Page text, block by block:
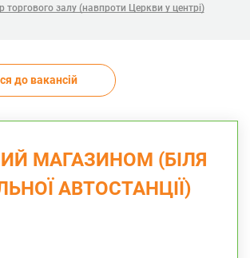
торгового залу (навпроти Церкви у центрі)
до вакансій
МАГАЗИНОМ (БІЛЯ
АВТОСТАНЦІЇ)